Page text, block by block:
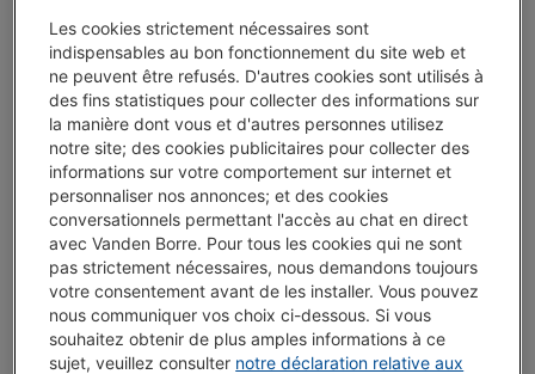
Disponible-Voir le stock
Les cookies strictement nécessaires sont
indispensables au bon fonctionnement du site web et
ne peuvent être refusés. D'autres cookies sont utilisés à
des fins statistiques pour collecter des informations sur
la manière dont vous et d'autres personnes utilisez
notre site; des cookies publicitaires pour collecter des
informations sur votre comportement sur internet et
personnaliser nos annonces; et des cookies
conversationnels permettant l'accès au chat en direct
avec Vanden Borre. Pour tous les cookies qui ne sont
pas strictement nécessaires, nous demandons toujours
votre consentement avant de les installer. Vous pouvez
nous communiquer vos choix ci-dessous. Si vous
souhaitez obtenir de plus amples informations à ce
sujet, veuillez consulter notre déclaration relative aux